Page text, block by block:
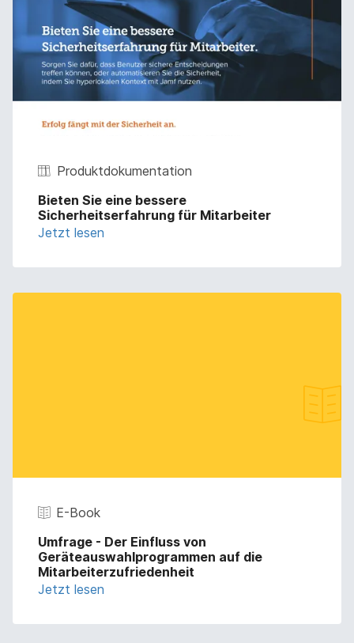
Produktdokumentation
Bieten Sie eine bessere
Sicherheitserfahrung für Mitarbeiter
Jetzt lesen
E-Book
Umfrage - Der Einfluss von
Geräteauswahlprogrammen auf die
Mitarbeiterzufriedenheit
Jetzt lesen